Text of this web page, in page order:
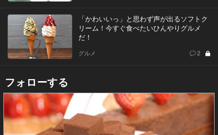
「かわいいっ」と思わず声が出るソフトク
リーム！今すぐ食べたいひんやりグルメ
だ！
グルメ 2
フォローする